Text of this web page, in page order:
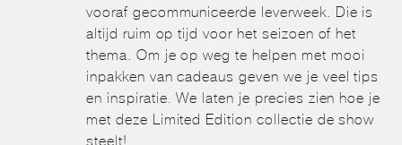
vooraf gecommuniceerde leverweek. Die is
altijd ruim op tijd voor het seizoen of het
thema. Om je op weg te helpen met mooi
inpakken van cadeaus geven we je veel tips
en inspiratie. We laten je precies zien hoe je
met deze Limited Edition collectie de show
steelt!